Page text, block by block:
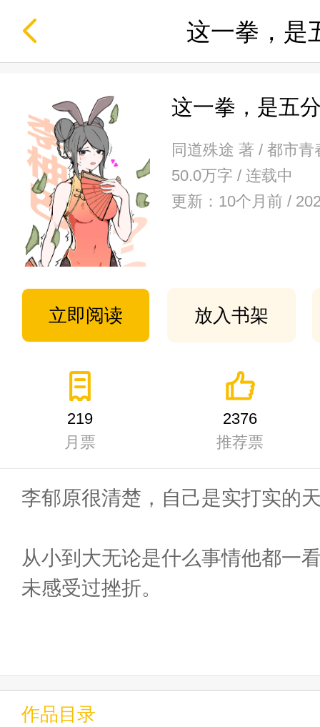
这一拳，是
这一拳，是五
同道殊途 著 / 都市青
50.0万字 / 连载中
更新：10个月前 /
立即阅读 放入书架
219
月票
2376
推荐票
李郁原很清楚，自己是实打实的
从小到大无论是什么事情他都一
未感受过挫折。
但是……
作品目录